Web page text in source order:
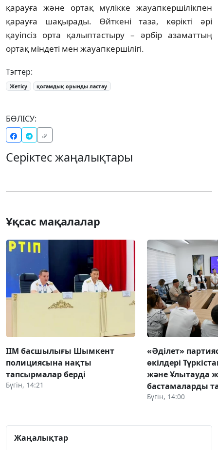
қарауға және ортақ мүлікке жауапкершілікпен
қарауға шақырады. Өйткені таза, көрікті әрі
қауіпсіз орта қалыптастыру – әрбір азаматтың
ортақ міндеті мен жауапкершілігі.
Тэгтер:
Жетісу қоғамдық орынды ластау
БӨЛІСУ:
Серіктес жаңалықтары
Ұқсас мақалалар
ІІМ басшылығы Шымкент
полициясына нақты
тапсырмалар берді
Бүгін, 14:21
«Әділет»
өкілдері
және Ұлытауда
бастамаларды
Бүгін, 14:00
Жаңалықтар